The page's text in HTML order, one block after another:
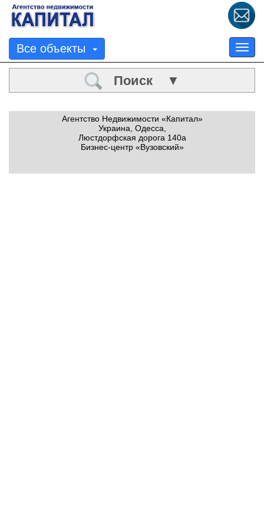
Все объекты
Поиск ▼
Агентство Недвижимости «Капитал»
Украина, Одесса,
Люстдорфская дорога 140а
Бизнес-центр «Вузовский»